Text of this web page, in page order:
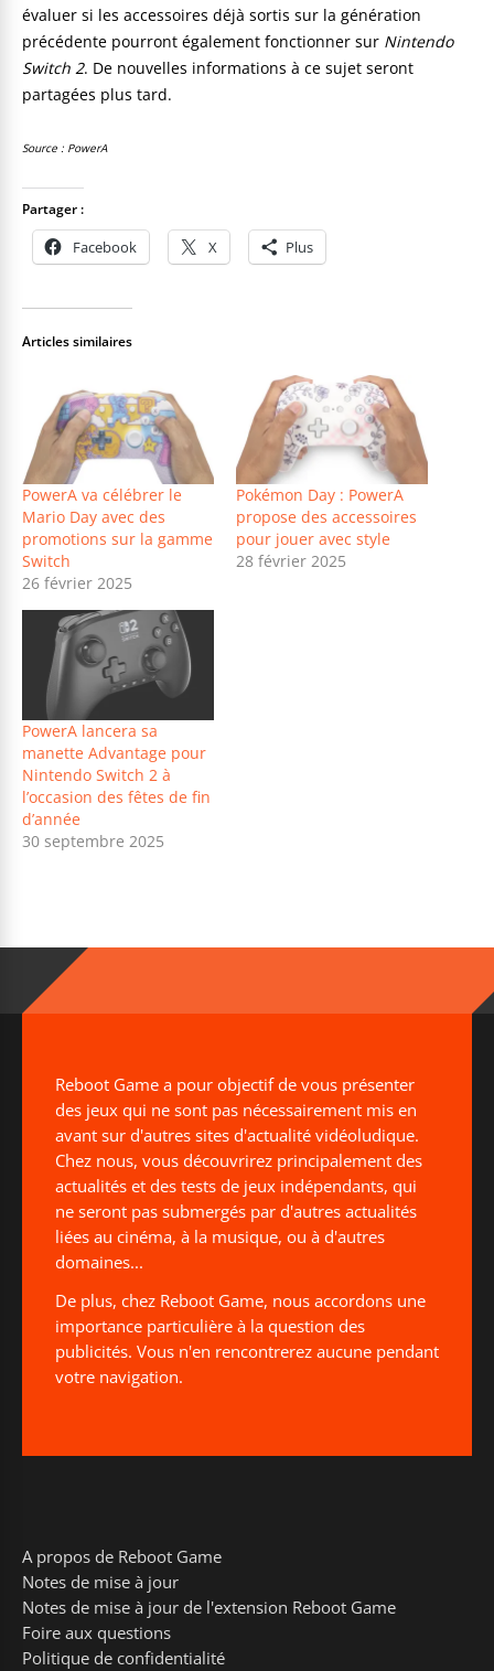
évaluer si les accessoires déjà sortis sur la génération
précédente pourront également fonctionner sur Nintendo
Switch 2. De nouvelles informations à ce sujet seront
partagées plus tard.
Source : PowerA
Partager :
Facebook X Plus
Articles similaires
PowerA va célébrer le
Mario Day avec des
promotions sur la gamme
Switch
26 février 2025
Pokémon Day : PowerA
propose des accessoires
pour jouer avec style
28 février 2025
PowerA lancera sa
manette Advantage pour
Nintendo Switch 2 à
l’occasion des fêtes de fin
d’année
30 septembre 2025
Reboot Game a pour objectif de vous présenter
des jeux qui ne sont pas nécessairement mis en
avant sur d'autres sites d'actualité vidéoludique.
Chez nous, vous découvrirez principalement des
actualités et des tests de jeux indépendants, qui
ne seront pas submergés par d'autres actualités
liées au cinéma, à la musique, ou à d'autres
domaines...
De plus, chez Reboot Game, nous accordons une
importance particulière à la question des
publicités. Vous n'en rencontrerez aucune pendant
votre navigation.
A propos de Reboot Game
Notes de mise à jour
Notes de mise à jour de l'extension Reboot Game
Foire aux questions
Politique de confidentialité